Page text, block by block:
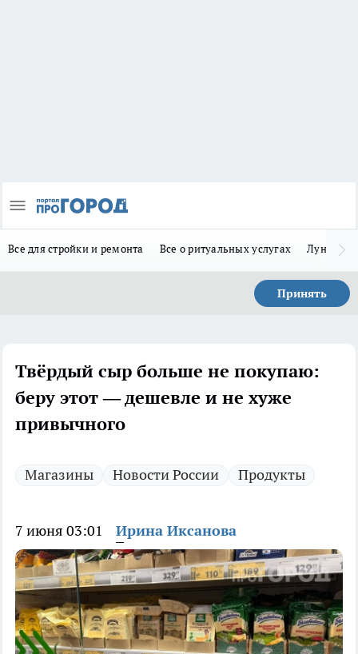
Все для стройки и ремонта Все о ритуальных услугах Лунно-
Принять
Твёрдый сыр больше не покупаю:
беру этот — дешевле и не хуже
привычного
Магазины Новости России Продукты
7 июня 03:01 Ирина Иксанова